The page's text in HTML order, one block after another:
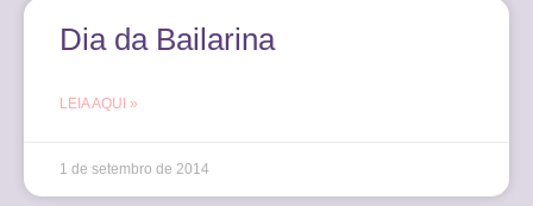
Dia da Bailarina
LEIA AQUI »
1 de setembro de 2014